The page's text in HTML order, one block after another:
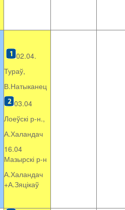
02.04.
Тураў,
В.Натыканец
03.04
Лоеўскі р-н.,
А.Халандач
16.04
Мазырскі р-н
А.Халандач
+А.Зяцікаў